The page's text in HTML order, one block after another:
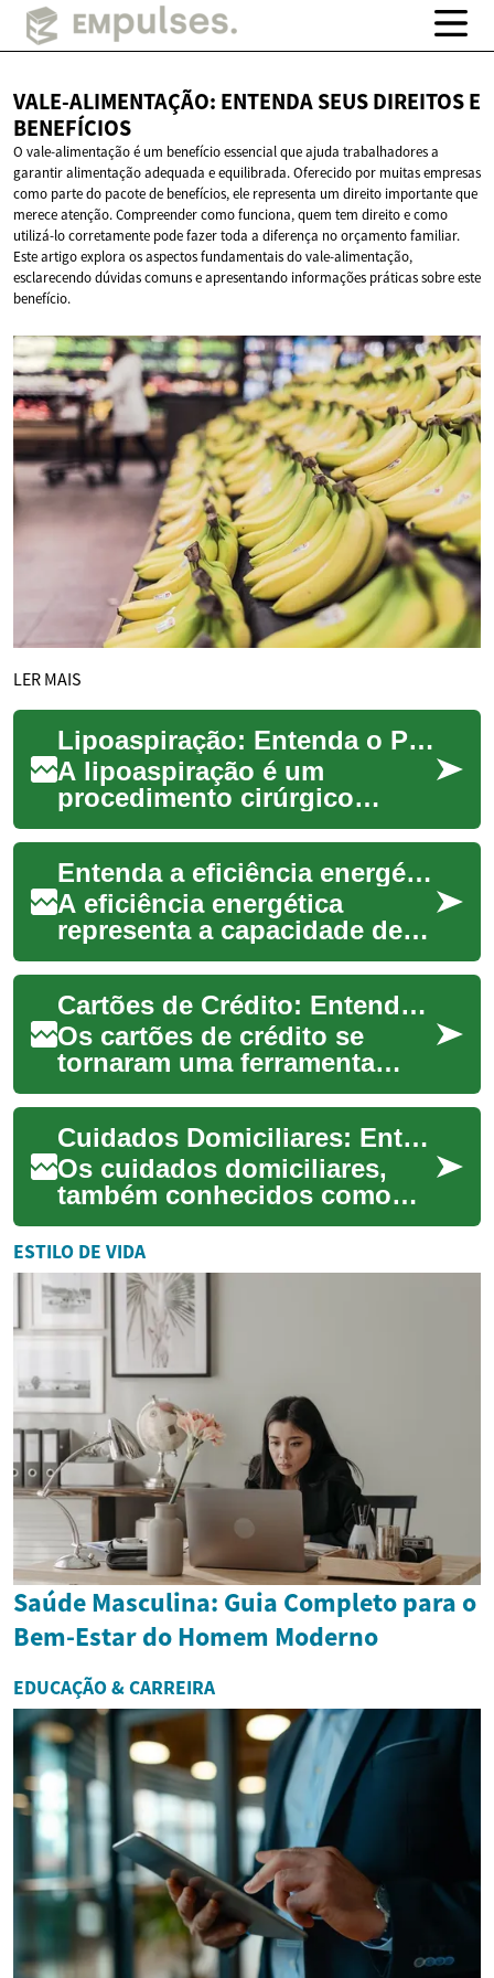
VALE-ALIMENTAÇÃO: ENTENDA SEUS DIREITOSE
BENEFÍCIOS
O vale-alimentação é um benefício essencial que ajuda trabalhadores a
garantir alimentação adequada e equilibrada. Oferecido por muitas empresas
como parte do pacote de benefícios, ele representa um direito importante que
merece atenção. Compreender como funciona, quem tem direito e como
utilizá-lo corretamente pode fazer toda a diferença no orçamento familiar.
Este artigo explora os aspectos fundamentais do vale-alimentação,
esclarecendo dúvidas comuns e apresentando informações práticas sobre este
benefício.
LER MAIS
Lipoaspiração: Entenda o Procedimento e seus Benefícios
A lipoaspiração é um
procedimento cirúrgico
amplamente conhecido e
procurado por pessoas que
desejam remover o excess...Entenda a eficiência energética e seus benefícios
A eficiência energética
representa a capacidade de
realizar as mesmas tarefas ou
manter o mesmo nível de
conforto uti...
Cartões de Crédito: Entenda Como Funcionam e Seus Benefícios
Os cartões de crédito se
tornaram uma ferramenta
financeira essencial na vida
moderna. Eles oferecem
conveniência, se...
Cuidados Domiciliares: Entenda Como Funciona e Seus Benefícios
Os cuidados domiciliares,
também conhecidos como
home care, são uma
modalidade de assistência à
saúde que vem ganhand...
ESTILO DE VIDA
Saúde Masculina: Guia Completo para o
Bem-Estar do Homem Moderno
EDUCAÇÃO & CARREIRA